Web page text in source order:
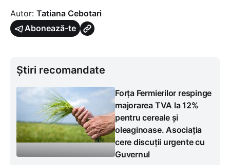
Autor: Tatiana Cebotari
Abonează-te
Știri recomandate
Forța Fermierilor respinge
majorarea TVA la 12%
pentru cereale și
oleaginoase. Asociația
cere discuții urgente cu
Guvernul